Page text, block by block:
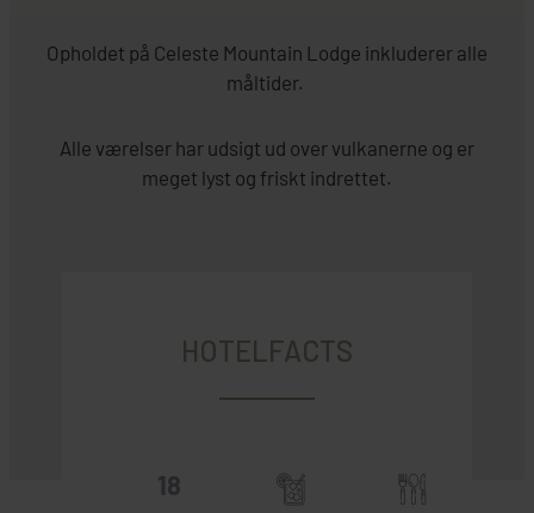
Opholdet på Celeste Mountain Lodge inkluderer alle
måltider.
Alle værelser har udsigt ud over vulkanerne og er
meget lyst og friskt indrettet.
HOTELFACTS
18